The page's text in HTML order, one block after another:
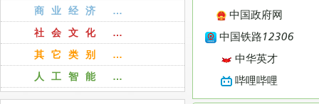
中国政府网
中国铁路12306
中华英才
哔哩哔哩
商业经济 …
社会文化 …
其它类别 …
人工智能 …